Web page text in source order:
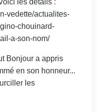
les détails :
vedette/actualites-
chouinard-
a-son-nom/
Bonjour a appris
en son honneur...
les